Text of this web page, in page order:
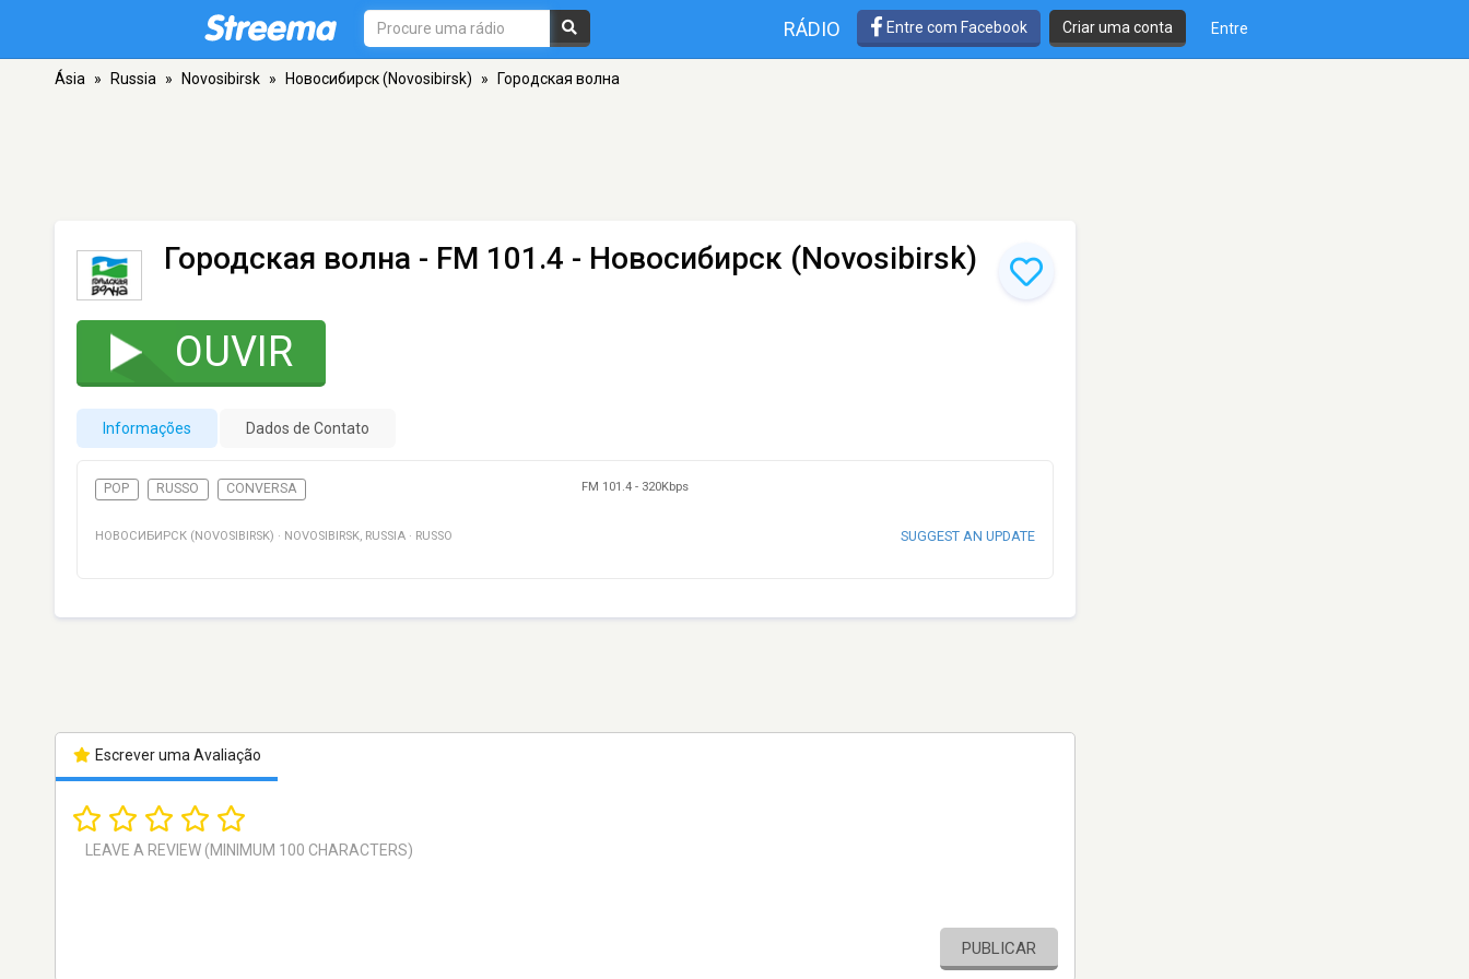
RÁDIO Entre com Facebook Criar uma conta Entre
Ásia » Russia » Novosibirsk » Новосибирск (Novosibirsk) » Городская волна
Городская волна - FM 101.4 - Новосибирск (Novosibirsk)
OUVIR
Informações Dados de Contato
POP RUSSO CONVERSA FM 101.4 - 320Kbps
НОВОСИБИРСК (NOVOSIBIRSK) · NOVOSIBIRSK, RUSSIA · RUSSO SUGGEST AN UPDATE
Escrever uma Avaliação
PUBLICAR